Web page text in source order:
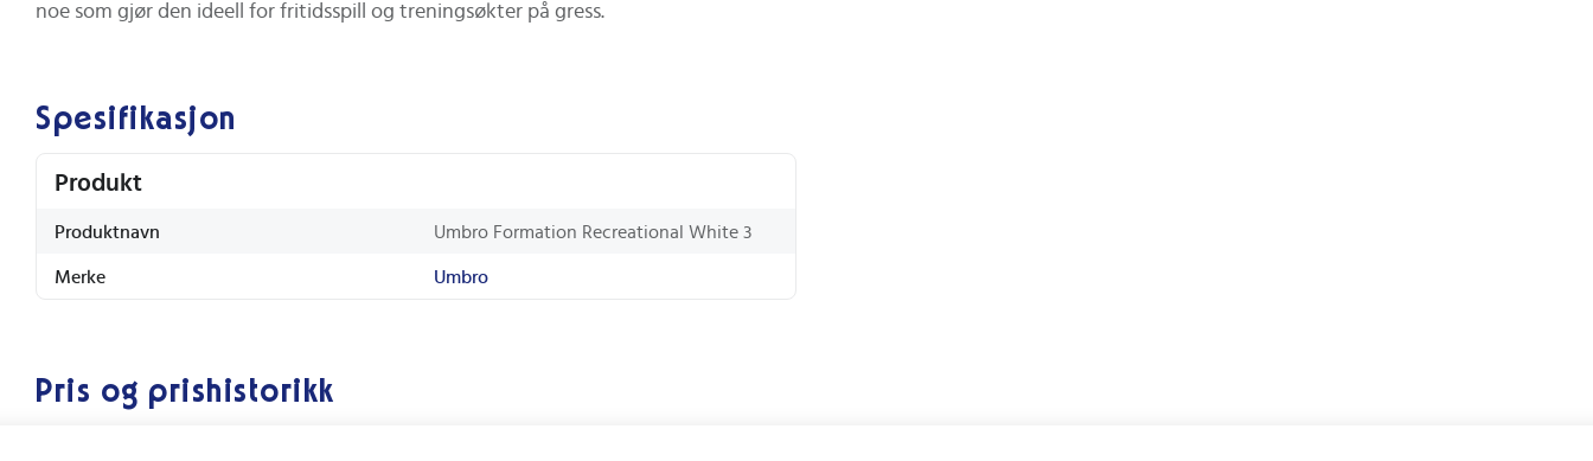
noe som gjør den ideell for fritidsspill og treningsøkter på gress.
Spesifikasjon
Produkt
Produktnavn Umbro Formation Recreational White 3
Merke Umbro
Pris og prishistorikk